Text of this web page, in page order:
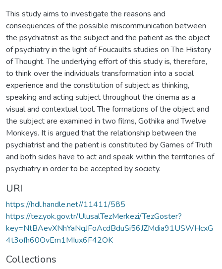
This study aims to investigate the reasons and
consequences of the possible miscommunication between
the psychiatrist as the subject and the patient as the object
of psychiatry in the light of Foucaults studies on The History
of Thought. The underlying effort of this study is, therefore,
to think over the individuals transformation into a social
experience and the constitution of subject as thinking,
speaking and acting subject throughout the cinema as a
visual and contextual tool. The formations of the object and
the subject are examined in two films, Gothika and Twelve
Monkeys. It is argued that the relationship between the
psychiatrist and the patient is constituted by Games of Truth
and both sides have to act and speak within the territories of
psychiatry in order to be accepted by society.
URI
https://hdl.handle.net//11411/585
https://tez.yok.gov.tr/UlusalTezMerkezi/TezGoster?
key=NtBAevXNhYaNqJFoAcdBduSi56JZMdia91USWHcxG
4t3ofh60OvEm1MIux6F42OK
Collections